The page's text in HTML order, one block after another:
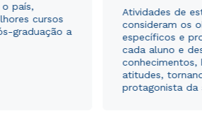
país,
cursos
graduação a
Atividades de
consideram os
específicos e
cada aluno e
conhecimentos,
atitudes,
protagonista da